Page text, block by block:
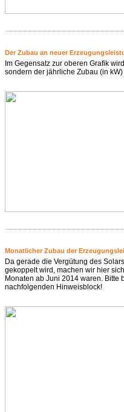
Der Zubau an neuer
Im Gegensatz zur oberen Grafik
sondern der jährliche Zubau (in
Monatlicher Zubau der
Da gerade die Vergütung des
gekoppelt wird, machen wir hier
Monaten ab Juni 2014 waren. Bitte
nachfolgenden Hinweisblock!